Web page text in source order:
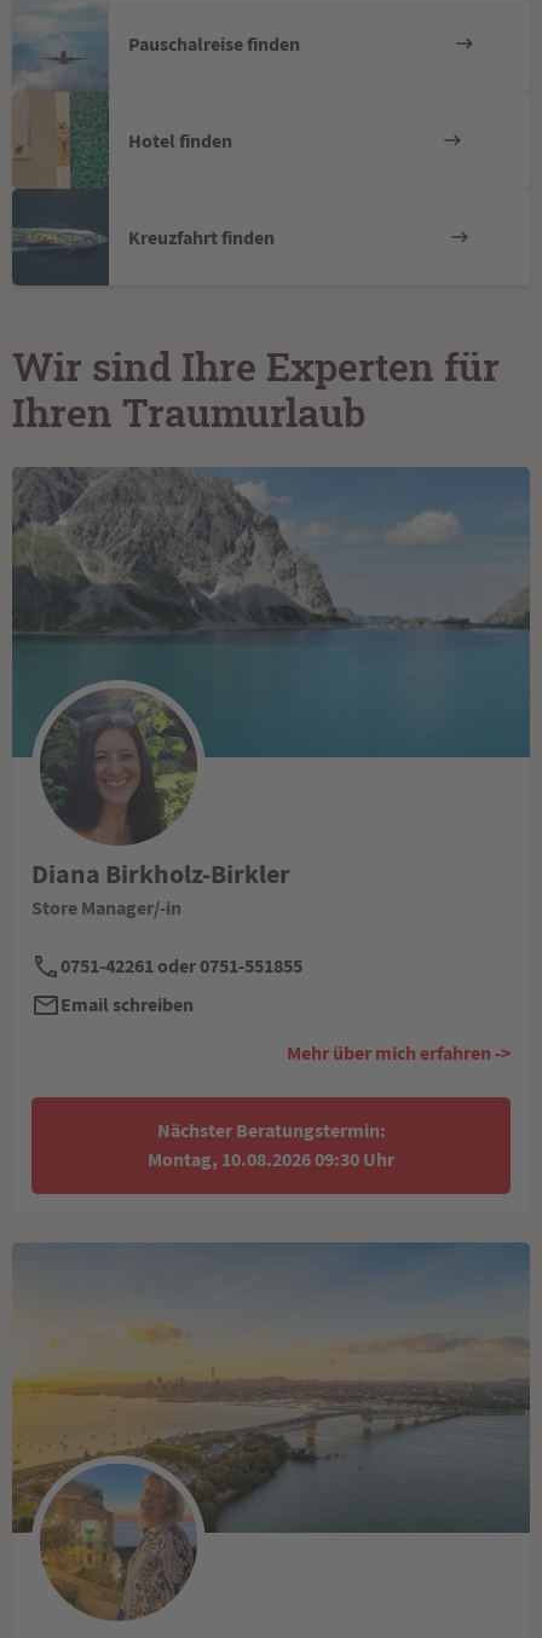
Pauschalreise finden
Hotel finden
Kreuzfahrt finden
Wir sind Ihre Experten für
Ihren Traumurlaub
Diana Birkholz-Birkler
Store Manager/-in
0751-42261 oder 0751-551855
Email schreiben
Mehr über mich erfahren ->
Nächster Beratungstermin:
Montag, 10.08.2026 09:30 Uhr